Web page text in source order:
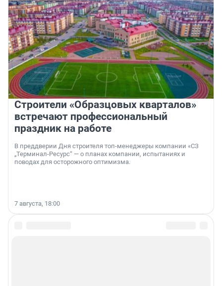
Строители «Образцовых кварталов»
встречают профессиональный
праздник на работе
В преддверии Дня строителя топ-менеджеры компании «СЗ
„Терминал-Ресурс“ — о планах компании, испытаниях и
поводах для осторожного оптимизма.
7 августа, 18:00